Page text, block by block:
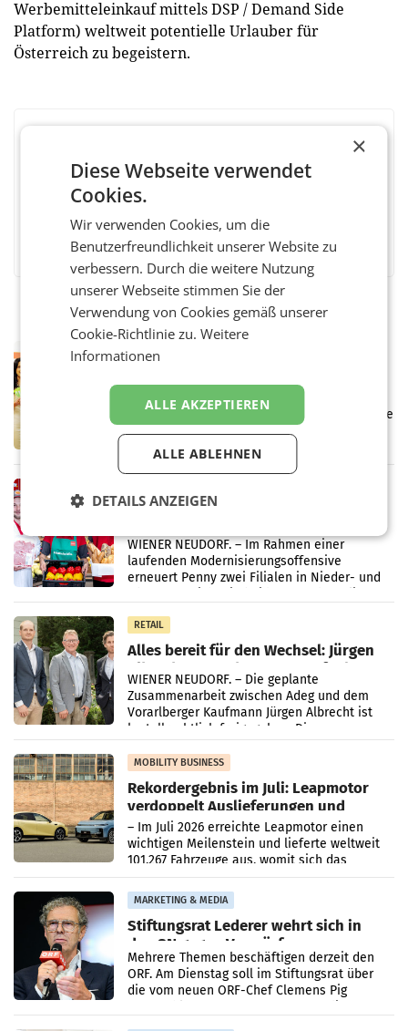
Werbemitteleinkauf mittels DSP / Demand Side
Platform) weltweit potentielle Urlauber für
Österreich zu begeistern.
FacebookTwitterMessengerWhatsAppLinkedInXING Teilen
Müller informieren am POS über
Kreislauffähigkeit
Über den gesamten August hinweg rücken die
Altstoff Recycling Austria AG (ARA) und der
Handelskonzern Müller die Initiative
„Kreislauf-Helden“ in allen österreichischen
WIENER NEUDORF. – Im Rahmen einer
laufenden Modernisierungsoffensive
erneuert Penny zwei Filialen in Nieder- und
RETAIL
Alles bereit für den Wechsel: Jürgen
Albrecht setzt ab 1.1.2027 auf Adeg
WIENER NEUDORF. – Die geplante
Zusammenarbeit zwischen Adeg und dem
Vorarlberger Kaufmann Jürgen Albrecht ist
kartellrechtlich freigegeben: Die
Bundeswettbewerbsbehörde und der
Bundeskartellanwalt
MOBILITY BUSINESS
Rekordergebnis im Juli: Leapmotor
verdoppelt Auslieferungen und
überschreitet die 100.000er-Marke
– Im Juli 2026 erreichte Leapmotor einen
wichtigen Meilenstein und lieferte weltweit
101.267 Fahrzeuge aus, womit sich das
Ergebnis gegenüber Juli 2025 mehr als
verdoppelte (+102
MARKETING & MEDIA
Stiftungsrat Lederer wehrt sich in
den SN gegen Vorwürfe
Mehrere Themen beschäftigen derzeit den
ORF. Am Dienstag soll im Stiftungsrat über
die vom neuen ORF-Chef Clemens Pig
×
Diese Webseite verwendet
Cookies.
Wir verwenden Cookies, um die
Benutzerfreundlichkeit unserer Website zu
verbessern. Durch die weitere Nutzung
unserer Webseite stimmen Sie der
Verwendung von Cookies gemäß unserer
Cookie-Richtlinie zu.Weitere
Informationen
ALLE AKZEPTIEREN
ALLE ABLEHNEN
DETAILS ANZEIGEN